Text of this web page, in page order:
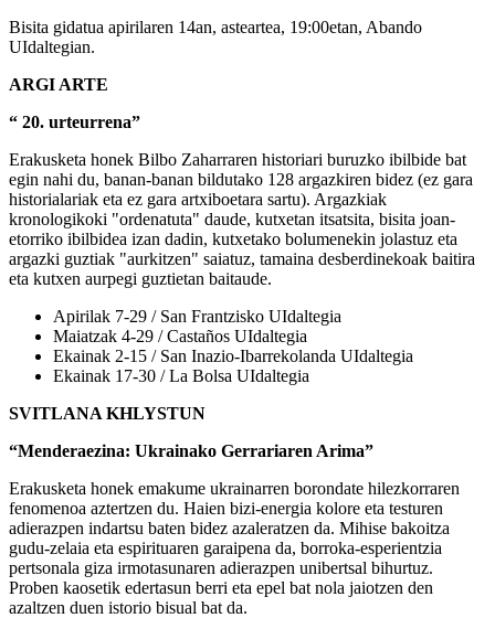
Bisita gidatua apirilaren 14an, asteartea, 19:00etan, Abando
UIdaltegian.
ARGI ARTE
“ 20. urteurrena”
Erakusketa honek Bilbo Zaharraren historiari buruzko ibilbide bat
egin nahi du, banan-banan bildutako 128 argazkiren bidez (ez gara
historialariak eta ez gara artxiboetara sartu). Argazkiak
kronologikoki "ordenatuta" daude, kutxetan itsatsita, bisita joan-
etorriko ibilbidea izan dadin, kutxetako bolumenekin jolastuz eta
argazki guztiak "aurkitzen" saiatuz, tamaina desberdinekoak baitira
eta kutxen aurpegi guztietan baitaude.
Apirilak 7-29 / San Frantzisko UIdaltegia
Maiatzak 4-29 / Castaños UIdaltegia
Ekainak 2-15 / San Inazio-Ibarrekolanda UIdaltegia
Ekainak 17-30 / La Bolsa UIdaltegia
SVITLANA KHLYSTUN
“Menderaezina: Ukrainako Gerrariaren Arima”
Erakusketa honek emakume ukrainarren borondate hilezkorraren
fenomenoa aztertzen du. Haien bizi-energia kolore eta testuren
adierazpen indartsu baten bidez azaleratzen da. Mihise bakoitza
gudu-zelaia eta espirituaren garaipena da, borroka-esperientzia
pertsonala giza irmotasunaren adierazpen unibertsal bihurtuz.
Proben kaosetik edertasun berri eta epel bat nola jaiotzen den
azaltzen duen istorio bisual bat da.